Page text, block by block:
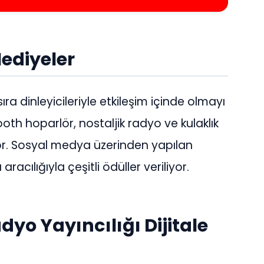
sıra dinleyicileriyle etkileşim içinde olmayı
hoparlör, nostaljik radyo ve kulaklık
Sosyal medya üzerinden yapılan
çeşitli ödüller veriliyor.
Yayıncılığı Dijitale